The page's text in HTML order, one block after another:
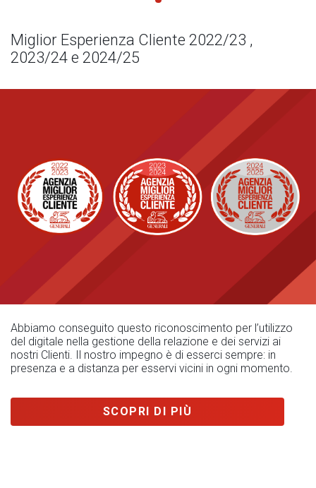
Miglior Esperienza Cliente 2022/23 ,
2023/24 e 2024/25
Abbiamo conseguito questo riconoscimento per l’utilizzo
del digitale nella gestione della relazione e dei servizi ai
nostri Clienti. Il nostro impegno è di esserci sempre: in
presenza e a distanza per esservi vicini in ogni momento.
SCOPRI DI PIÙ